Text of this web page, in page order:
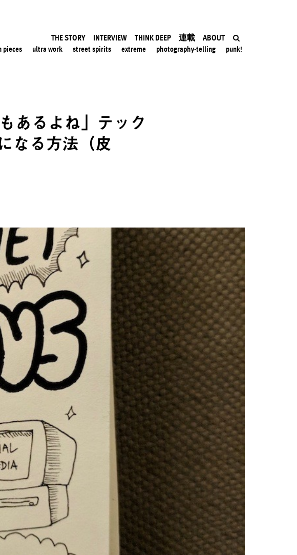
THE STORY INTERVIEW THINK DEEP 連載 ABOUT
pieces ultra work street spirits extreme photography-telling punk!
あるよね」テック
なる方法（皮